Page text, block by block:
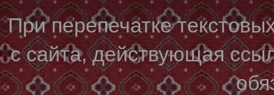
При перепечатке
с сайта, действующая